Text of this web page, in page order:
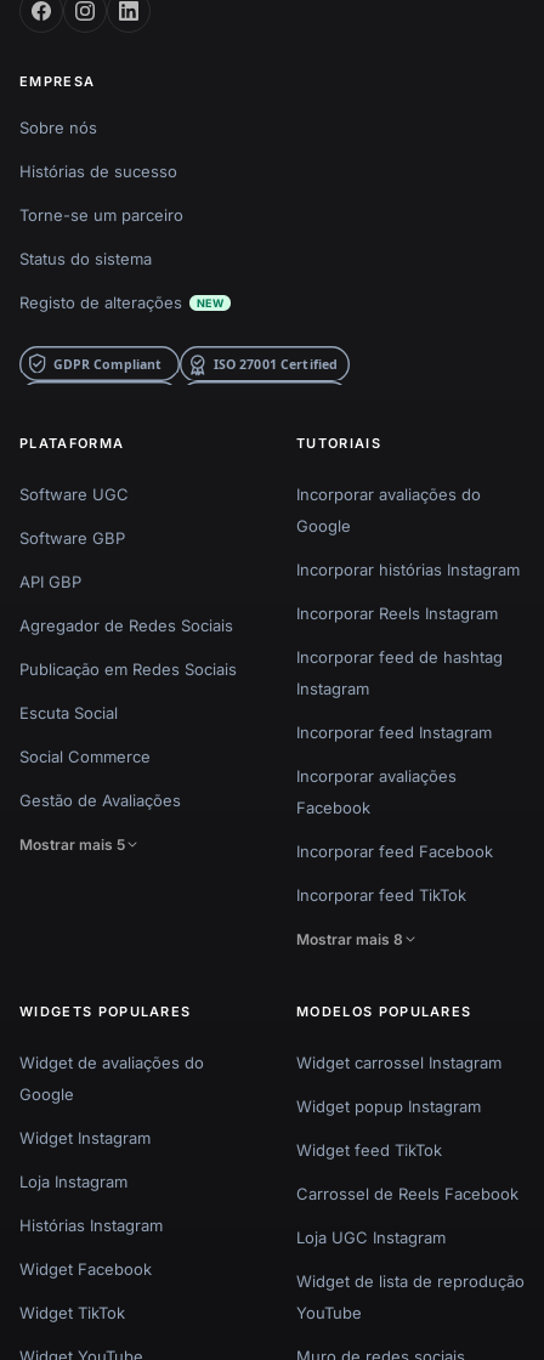
EMPRESA
Sobre nós
Histórias de sucesso
Torne-se um parceiro
Status do sistema
Registo de alterações NEW
PLATAFORMA
Software UGC
Software GBP
API GBP
Agregador de Redes Sociais
Publicação em Redes Sociais
Escuta Social
Social Commerce
Gestão de Avaliações
Mostrar mais 5
TUTORIAIS
Incorporar avaliações do
Google
Incorporar histórias Instagram
Incorporar Reels Instagram
Incorporar feed de hashtag
Instagram
Incorporar feed Instagram
Incorporar avaliações
Facebook
Incorporar feed Facebook
Incorporar feed TikTok
Mostrar mais 8
WIDGETS POPULARES
Widget de avaliações do
Google
Widget Instagram
Loja Instagram
Histórias Instagram
Widget Facebook
Widget TikTok
Widget YouTube
MODELOS POPULARES
Widget carrossel Instagram
Widget popup Instagram
Widget feed TikTok
Carrossel de Reels Facebook
Loja UGC Instagram
Widget de lista de reprodução
YouTube
Muro de redes sociais